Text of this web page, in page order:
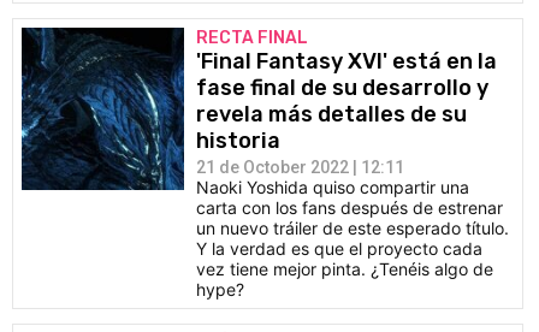
RECTA FINAL
'Final Fantasy XVI' está en la
fase final de su desarrollo y
revela más detalles de su
historia
21 de October 2022 | 12:11
Naoki Yoshida quiso compartir una
carta con los fans después de estrenar
un nuevo tráiler de este esperado título.
Y la verdad es que el proyecto cada
vez tiene mejor pinta. ¿Tenéis algo de
hype?